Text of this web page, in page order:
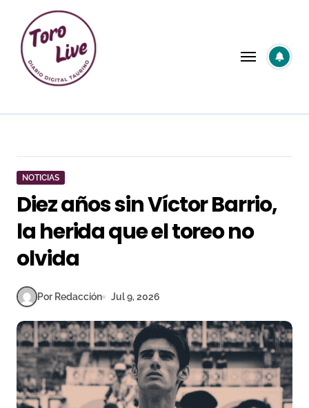
contenido
NOTICIAS
Diez años sin Víctor Barrio,
la herida que el toreo no
olvida
Por Redacción Jul 9, 2026